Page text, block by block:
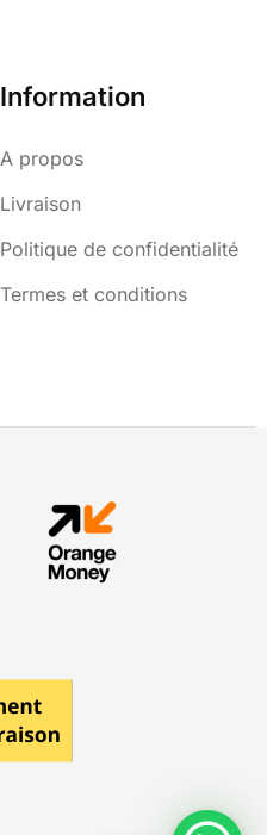
Information
A propos
Livraison
Politique de confidentialité
Termes et conditions